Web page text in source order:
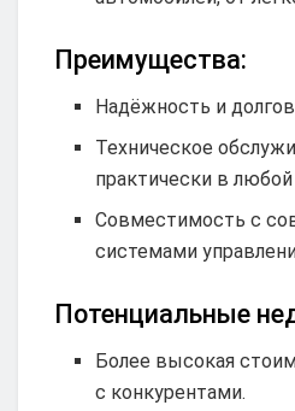
Преимущества:
Надёжность и
Техническое
практически в
Совместимость с
системами
Потенциальные
Более высокая
с конкурентами.